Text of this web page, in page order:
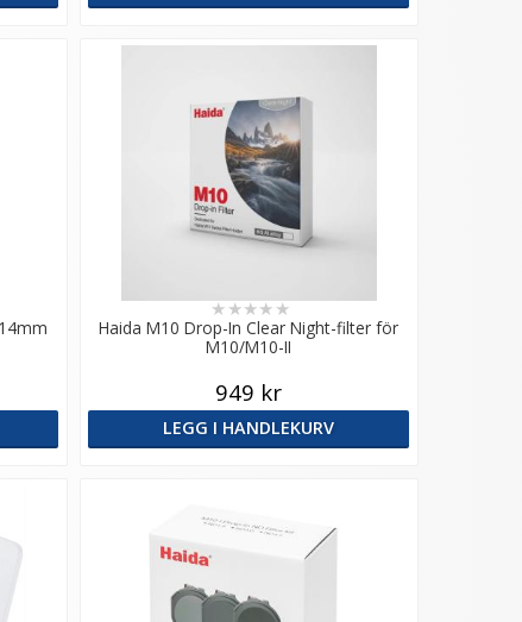
Haida M10 Drop-In Clear Night-filter för
M10/M10-II
★★★★★
949 kr
LEGG I HANDLEKURV